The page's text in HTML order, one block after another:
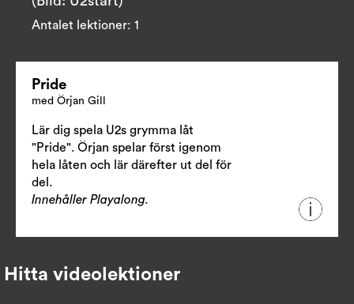
Antalet lektioner: 1
Pride
med Örjan Gill
Lär dig spela U2s grymma låt
"Pride". Örjan spelar först igenom
hela låten och lär därefter ut del för
del.
Innehåller Playalong.
Hitta videolektioner